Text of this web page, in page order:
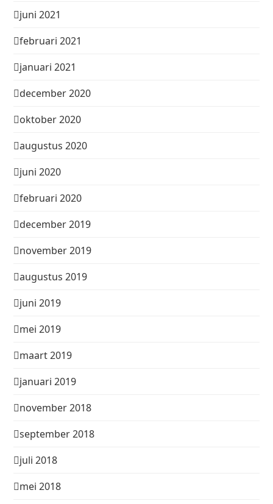
juni 2021
februari 2021
januari 2021
december 2020
oktober 2020
augustus 2020
juni 2020
februari 2020
december 2019
november 2019
augustus 2019
juni 2019
mei 2019
maart 2019
januari 2019
november 2018
september 2018
juli 2018
mei 2018